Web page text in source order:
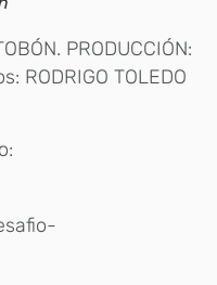
PRODUCCIÓN:
RODRIGO TOLEDO